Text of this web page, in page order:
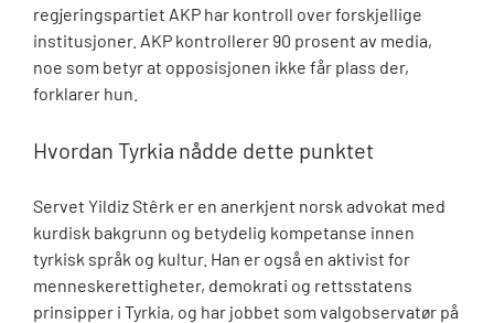
regjeringspartiet AKP har kontroll over forskjellige
institusjoner. AKP kontrollerer 90 prosent av media,
noe som betyr at opposisjonen ikke får plass der,
forklarer hun.
Hvordan Tyrkia nådde dette punktet
Servet Yildiz Stêrk er en anerkjent norsk advokat med
kurdisk bakgrunn og betydelig kompetanse innen
tyrkisk språk og kultur. Han er også en aktivist for
menneskerettigheter, demokrati og rettsstatens
prinsipper i Tyrkia, og har jobbet som valgobservatør på